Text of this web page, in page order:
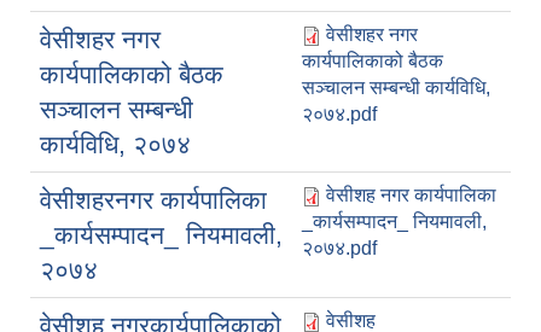
वेसीशहर नगर
कार्यपालिकाको बैठक
सञ्चालन सम्बन्धी
कार्यविधि, २०७४
वेसीशहर नगर
कार्यपालिकाको बैठक
सञ्चालन सम्बन्धी कार्यविधि,
२०७४.pdf
वेसीशहरनगर कार्यपालिका
_कार्यसम्पादन_ नियमावली,
२०७४
वेसीशह नगर कार्यपालिका
_कार्यसम्पादन_ नियमावली,
२०७४.pdf
वेसीशह नगरकार्यपालिकाको
वेसीशह